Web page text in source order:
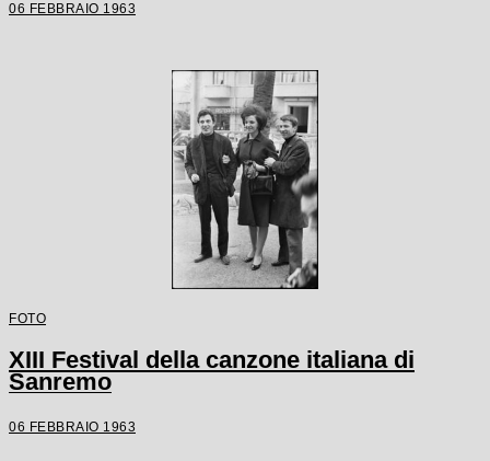
06 FEBBRAIO 1963
FOTO
XIII Festival della canzone italiana di
Sanremo
06 FEBBRAIO 1963